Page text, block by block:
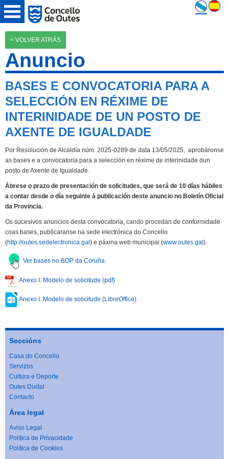
< VOLVER ATRÁS
Anuncio
BASES E CONVOCATORIA PARA A
SELECCIÓN EN RÉXIME DE
INTERINIDADE DE UN POSTO DE
AXENTE DE IGUALDADE
Por Resolución de Alcaldía núm. 2025-0289 de data 13/05/2025, aprobáronse
as bases e a convocatoria para a selección en réxime de interinidade dun
posto de Axente de Igualdade.
Ábrese o prazo de presentación de solicitudes, que será de 10 días hábiles
a contar desde o día seguinte á publicación deste anuncio no Boletín Oficial
da Provincia.
Os sucesivos anuncios desta convocatoria, cando procedan de conformidade
coas bases, publicaranse na sede electrónica do Concello
(http://outes.sedelectronica.gal ) e páxina web municipal (www.outes.gal ).
Ver bases no BOP da Coruña
Anexo I: Modelo de solicitude (pdf)
Anexo I: Modelo de solicitude (LibreOffice)
Seccións
Casa do Concello
Servizos
Cultura e Deporte
Outes Dixital
Contacto
Área legal
Aviso Legal
Política de Privacidade
Política de Cookies